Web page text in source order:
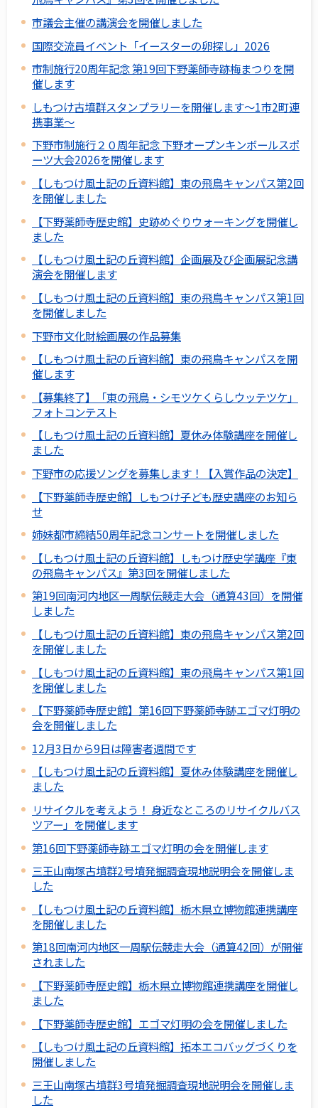
市議会主催の講演会を開催しました
国際交流員イベント「イースターの卵探し」2026
市制施行20周年記念 第19回下野薬師寺跡梅まつりを開
催します
しもつけ古墳群スタンプラリーを開催します～1市2町連
携事業～
下野市制施行２０周年記念 下野オープンキンボールスポ
ーツ大会2026を開催します
【しもつけ風土記の丘資料館】東の飛鳥キャンパス第2回
を開催しました
【下野薬師寺歴史館】史跡めぐりウォーキングを開催し
ました
【しもつけ風土記の丘資料館】企画展及び企画展記念講
演会を開催します
【しもつけ風土記の丘資料館】東の飛鳥キャンパス第1回
を開催しました
下野市文化財絵画展の作品募集
【しもつけ風土記の丘資料館】東の飛鳥キャンパスを開
催します
【募集終了】「東の飛鳥・シモツケくらしウッテツケ」
フォトコンテスト
【しもつけ風土記の丘資料館】夏休み体験講座を開催し
ました
下野市の応援ソングを募集します！【入賞作品の決定】
【下野薬師寺歴史館】しもつけ子ども歴史講座のお知ら
せ
姉妹都市締結50周年記念コンサートを開催しました
【しもつけ風土記の丘資料館】しもつけ歴史学講座『東
の飛鳥キャンパス』第3回を開催しました
第19回南河内地区一周駅伝競走大会（通算43回）を開催
しました
【しもつけ風土記の丘資料館】東の飛鳥キャンパス第2回
を開催しました
【しもつけ風土記の丘資料館】東の飛鳥キャンパス第1回
を開催しました
【下野薬師寺歴史館】第16回下野薬師寺跡エゴマ灯明の
会を開催しました
12月3日から9日は障害者週間です
【しもつけ風土記の丘資料館】夏休み体験講座を開催し
ました
リサイクルを考えよう！ 身近なところのリサイクルバス
ツアー」を開催します
第16回下野薬師寺跡エゴマ灯明の会を開催します
三王山南塚古墳群2号墳発掘調査現地説明会を開催しま
した
【しもつけ風土記の丘資料館】栃木県立博物館連携講座
を開催しました
第18回南河内地区一周駅伝競走大会（通算42回）が開催
されました
【下野薬師寺歴史館】栃木県立博物館連携講座を開催し
ました
【下野薬師寺歴史館】エゴマ灯明の会を開催しました
【しもつけ風土記の丘資料館】拓本エコバッグづくりを
開催しました
三王山南塚古墳群3号墳発掘調査現地説明会を開催しま
した